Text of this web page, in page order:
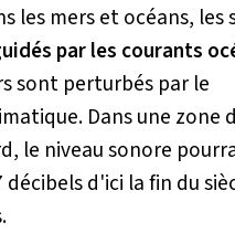
les mers et océans, les
par les courants
sont perturbés par le
Dans une zone
le niveau sonore
d'ici la fin du